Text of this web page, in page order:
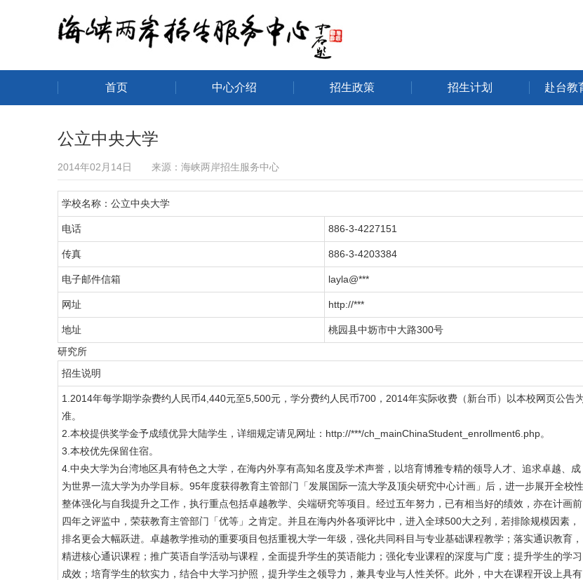
海峡两岸招生服务中心
首页 中心介绍 招生政策 招生计划 赴台教
公立中央大学
2014年02月14日 来源：海峡两岸招生服务中心
学校名称：公立中央大学
电话 886-3-4227151
传真 886-3-4203384
电子邮件信箱 layla@***
网址 http://***
地址
桃园县中坜市中大路300号
研究所
招生说明
1.2014年每学期学杂费约人民币4,440元至5,500元，学分费约人民币700，2014年实际收费（新台币）以本校网页公告
准。
2.本校提供奖学金予成绩优异大陆学生，详细规定请见网址：http://***/ch_mainChinaStudent_enrollment6.php。
3.本校优先保留住宿。
4.中央大学为台湾地区具有特色之大学，在海内外享有高知名度及学术声誉，以培育博雅专精的领导人才、追求卓越、成
为世界一流大学为办学目标。95年度获得教育主管部门「发展国际一流大学及顶尖研究中心计画」后，进一步展开全校性
整体强化与自我提升之工作，执行重点包括卓越教学、尖端研究等项目。经过五年努力，已有相当好的绩效，亦在计画前
四年之评监中，荣获教育主管部门「优等」之肯定。并且在海内外各项评比中，进入全球500大之列，若排除规模因素，
排名更会大幅跃进。卓越教学推动的重要项目包括重视大学一年级，强化共同科目与专业基础课程教学；落实通识教育，
精进核心通识课程；推广英语自学活动与课程，全面提升学生的英语能力；强化专业课程的深度与广度；提升学生的学习
成效；培育学生的软实力，结合中大学习护照，提升学生之领导力，兼具专业与人性关怀。此外，中大在课程开设上具有